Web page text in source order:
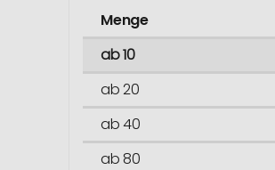
Menge
ab 10
ab 20
ab 40
ab 80